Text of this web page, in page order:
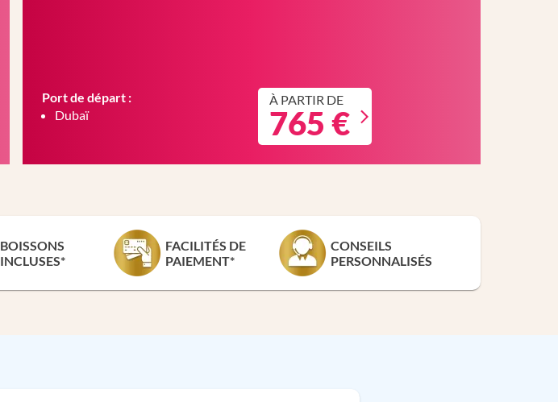
Port de départ :
Dubaï
À PARTIR DE
765 €
BOISSONS
INCLUSES*
FACILITÉS DE
PAIEMENT*
CONSEILS
PERSONNALISÉS